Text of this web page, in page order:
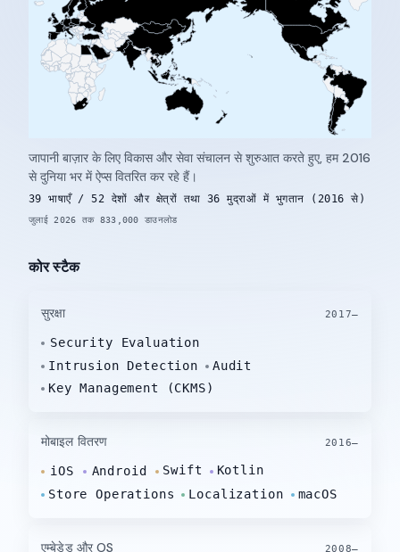
जापानी बाज़ार के लिए विकास और सेवा संचालन से शुरुआत करते हुए, हम 2016
से दुनिया भर में ऐप्स वितरित कर रहे हैं।
39 भाषाएँ / 52 देशों और क्षेत्रों तथा 36 मुद्राओं में भुगतान (2016 से)
जुलाई 2026 तक 833,000 डाउनलोड
कोर स्टैक
सुरक्षा 2017–
Security Evaluation
Intrusion Detection
Audit
Key Management (CKMS)
मोबाइल वितरण 2016–
iOS Android Swift
Kotlin
Store Operations
Localization macOS
एम्बेडेड और OS 2008–